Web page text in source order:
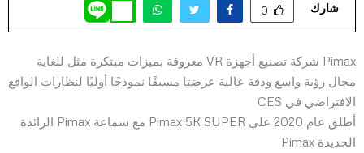
شارك 0
Pimax شركة تصنيع أجهزة VR معروفة بميزات مبتكرة مثل للغاية
مجال رؤية واسع ودقة عالية عرضتا مسبقًا نموذجًا أوليًا لنظارات الواقع
الافتراضي في CES
أطلق عام 2020 على Pimax 5K SUPER مع سماعة Pimax الرائدة
الجديدة Pimax